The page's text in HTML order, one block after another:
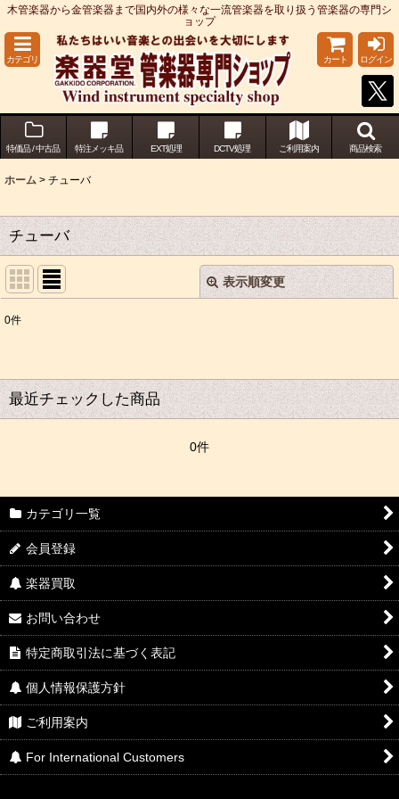
木管楽器から金管楽器まで国内外の様々な一流管楽器を取り扱う管楽器の専門シ
ョップ
カテゴリ カート ログイン
特価品 / 中古品 特注メッキ品 EXT処理 DCTV処理 ご利用案内 商品検索
ホーム > チューバ
チューバ
表示順変更
表示数:
閉じる
0件
最近チェックした商品
0件
カテゴリ一覧
会員登録
楽器買取
お問い合わせ
特定商取引法に基づく表記
個人情報保護方針
ご利用案内
For International Customers